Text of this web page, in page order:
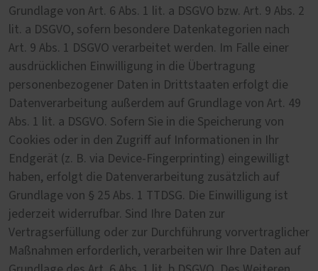
Grundlage von Art. 6 Abs. 1 lit. a DSGVO bzw. Art. 9 Abs. 2
lit. a DSGVO, sofern besondere Datenkategorien nach
Art. 9 Abs. 1 DSGVO verarbeitet werden. Im Falle einer
ausdrücklichen Einwilligung in die Übertragung
personenbezogener Daten in Drittstaaten erfolgt die
Datenverarbeitung außerdem auf Grundlage von Art. 49
Abs. 1 lit. a DSGVO. Sofern Sie in die Speicherung von
Cookies oder in den Zugriff auf Informationen in Ihr
Endgerät (z. B. via Device-Fingerprinting) eingewilligt
haben, erfolgt die Datenverarbeitung zusätzlich auf
Grundlage von § 25 Abs. 1 TTDSG. Die Einwilligung ist
jederzeit widerrufbar. Sind Ihre Daten zur
Vertragserfüllung oder zur Durchführung vorvertraglicher
Maßnahmen erforderlich, verarbeiten wir Ihre Daten auf